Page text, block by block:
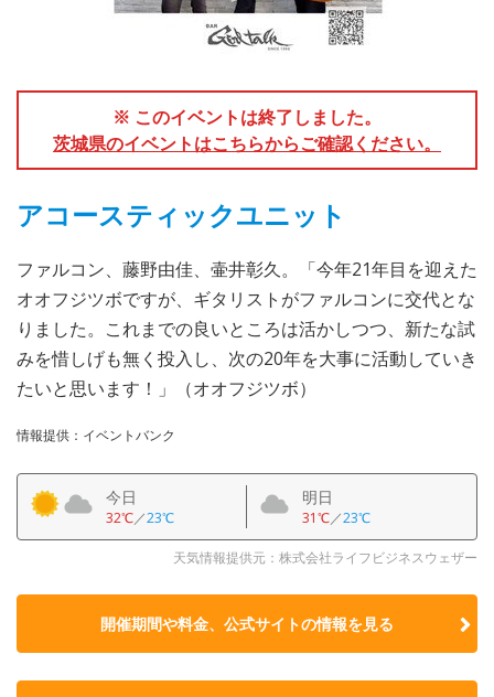
※ このイベントは終了しました。
茨城県のイベントはこちらからご確認ください。
アコースティックユニット
ファルコン、藤野由佳、壷井彰久。「今年21年目を迎えた
オオフジツボですが、ギタリストがファルコンに交代とな
りました。これまでの良いところは活かしつつ、新たな試
みを惜しげも無く投入し、次の20年を大事に活動していき
たいと思います！」（オオフジツボ）
情報提供：イベントバンク
今日
32℃／23℃
明日
31℃／23℃
天気情報提供元：株式会社ライフビジネスウェザー
開催期間や料金、公式サイトの情報を見る